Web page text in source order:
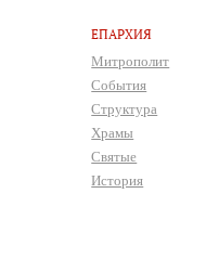
ЕПАРХИЯ
Митрополит
События
Структура
Храмы
Святые
История